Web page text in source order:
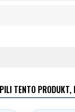
TENTO PRODUKT,